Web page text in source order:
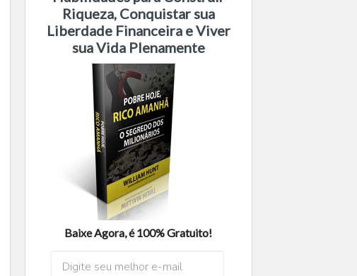
Riqueza, Conquistar sua
Liberdade Financeira e Viver
sua Vida Plenamente
Baixe Agora, é 100% Gratuito!